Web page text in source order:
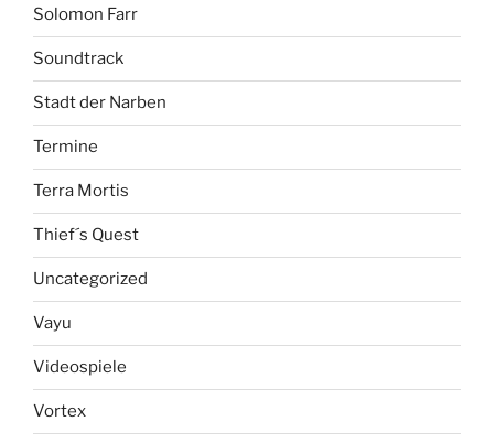
Solomon Farr
Soundtrack
Stadt der Narben
Termine
Terra Mortis
Thief´s Quest
Uncategorized
Vayu
Videospiele
Vortex